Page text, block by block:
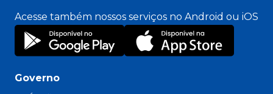
Acesse também nossos serviços no Android ou iOS
Governo